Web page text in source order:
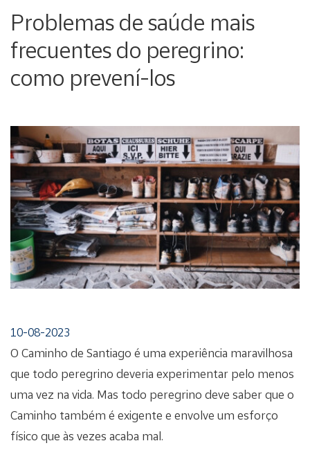
Problemas de saúde mais
frecuentes do peregrino:
como prevení-los
10-08-2023
O Caminho de Santiago é uma experiência maravilhosa
que todo peregrino deveria experimentar pelo menos
uma vez na vida. Mas todo peregrino deve saber que o
Caminho também é exigente e envolve um esforço
físico que às vezes acaba mal.